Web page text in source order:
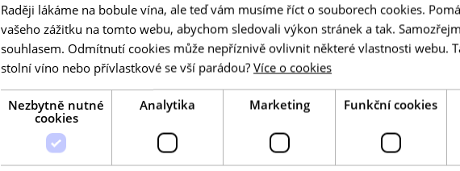
Leaflet| © Seznam.cz a.s. a další
Raději lákáme na bobule vína, ale teď vám musíme říct o souborech cookies.
vašeho zážitku na tomto webu, abychom sledovali výkon stránek a tak.
souhlasem. Odmítnutí cookies může nepříznivě ovlivnit některé vlastnosti webu.
stolní víno nebo přívlastkové se vší parádou? Více o cookies
Nezbytně nutné
cookies
Analytika Marketing Funkční cookies